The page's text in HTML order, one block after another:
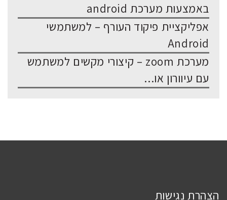
באמצעות מערכת android
אפליקציית פיקוד העורף – למשתמשי
Android
מערכת zoom – קיצורי מקשים למשתמש
עם עיוורון או...
הצהרת נגישות